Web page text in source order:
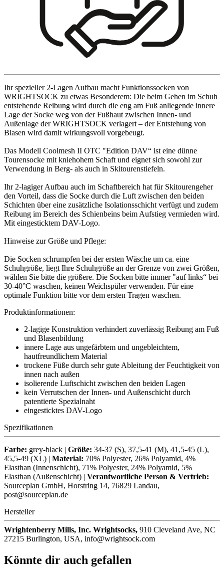
Ihr spezieller 2-Lagen Aufbau macht Funktionssocken von
WRIGHTSOCK zu etwas Besonderem: Die beim Gehen im Schuh
entstehende Reibung wird durch die eng am Fuß anliegende innere
Lage der Socke weg von der Fußhaut zwischen Innen- und
Außenlage der WRIGHTSOCK verlagert – der Entstehung von
Blasen wird damit wirkungsvoll vorgebeugt.
Das Modell Coolmesh II OTC "Edition DAV“ ist eine dünne
Tourensocke mit kniehohem Schaft und eignet sich sowohl zur
Verwendung in Berg- als auch in Skitourenstiefeln.
Ihr 2-lagiger Aufbau auch im Schaftbereich hat für Skitourengeher
den Vorteil, dass die Socke durch die Luft zwischen den beiden
Schichten über eine zusätzliche Isolationsschicht verfügt und zudem
Reibung im Bereich des Schienbeins beim Aufstieg vermieden wird.
Mit eingesticktem DAV-Logo.
Hinweise zur Größe und Pflege:
Die Socken schrumpfen bei der ersten Wäsche um ca. eine
Schuhgröße, liegt Ihre Schuhgröße an der Grenze von zwei Größen,
wählen Sie bitte die größere. Die Socken bitte immer "auf links“ bei
30-40°C waschen, keinen Weichspüler verwenden. Für eine
optimale Funktion bitte vor dem ersten Tragen waschen.
Produktinformationen:
2-lagige Konstruktion verhindert zuverlässig Reibung am Fuß
und Blasenbildung
innere Lage aus ungefärbtem und ungebleichtem,
hautfreundlichem Material
trockene Füße durch sehr gute Ableitung der Feuchtigkeit von
innen nach außen
isolierende Luftschicht zwischen den beiden Lagen
kein Verrutschen der Innen- und Außenschicht durch
patentierte Spezialnaht
eingesticktes DAV-Logo
Spezifikationen
Farbe: grey-black | Größe: 34-37 (S), 37,5-41 (M), 41,5-45 (L),
45,5-49 (XL) | Material: 70% Polyester, 26% Polyamid, 4%
Elasthan (Innenschicht), 71% Polyester, 24% Polyamid, 5%
Elasthan (Außenschicht) | Verantwortliche Person & Vertrieb:
Sourceplan GmbH, Horstring 14, 76829 Landau,
post@sourceplan.de
Hersteller
Wrightenberry Mills, Inc. Wrightsocks, 910 Cleveland Ave, NC
27215 Burlington, USA, info@wrightsock.com
Könnte dir auch gefallen